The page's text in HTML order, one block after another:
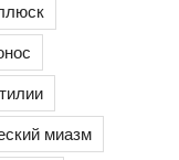
миазм